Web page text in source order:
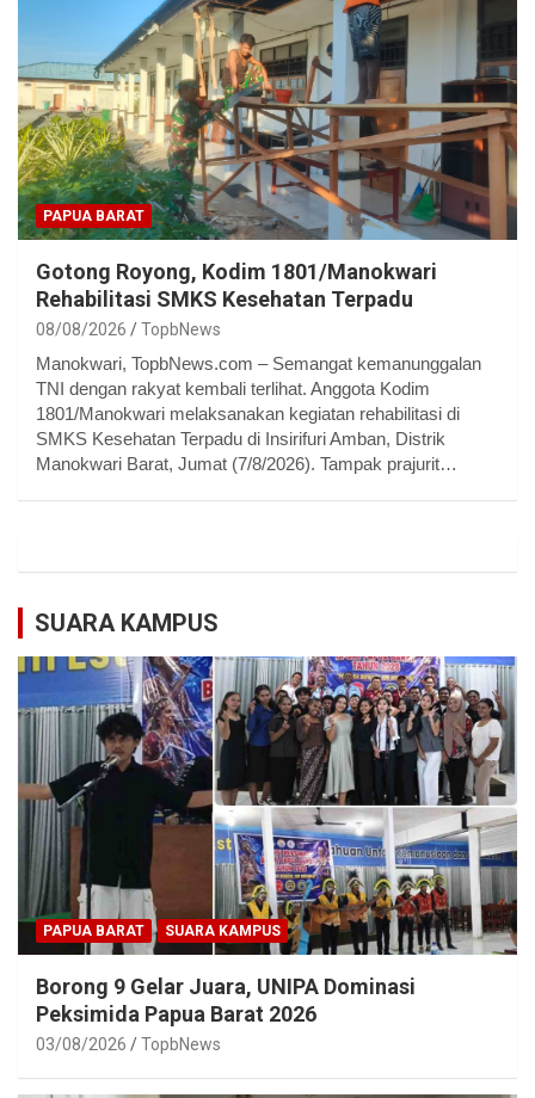
PAPUA BARAT
Gotong Royong, Kodim 1801/Manokwari
Rehabilitasi SMKS Kesehatan Terpadu
08/08/2026 TopbNews
Manokwari, TopbNews.com – Semangat kemanunggalan
TNI dengan rakyat kembali terlihat. Anggota Kodim
1801/Manokwari melaksanakan kegiatan rehabilitasi di
SMKS Kesehatan Terpadu di Insirifuri Amban, Distrik
Manokwari Barat, Jumat (7/8/2026). Tampak prajurit…
SUARA KAMPUS
PAPUA BARAT SUARA KAMPUS
Borong 9 Gelar Juara, UNIPA Dominasi
Peksimida Papua Barat 2026
03/08/2026 TopbNews